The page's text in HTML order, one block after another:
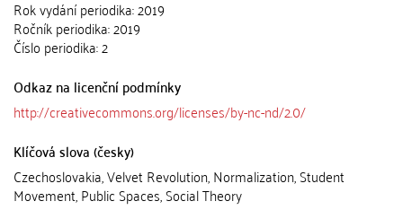
Rok vydání periodika: 2019
Ročník periodika: 2019
Číslo periodika: 2
Odkaz na licenční podmínky
http://creativecommons.org/licenses/by-nc-nd/2.0/
Klíčová slova (česky)
Czechoslovakia, Velvet Revolution, Normalization, Student
Movement, Public Spaces, Social Theory